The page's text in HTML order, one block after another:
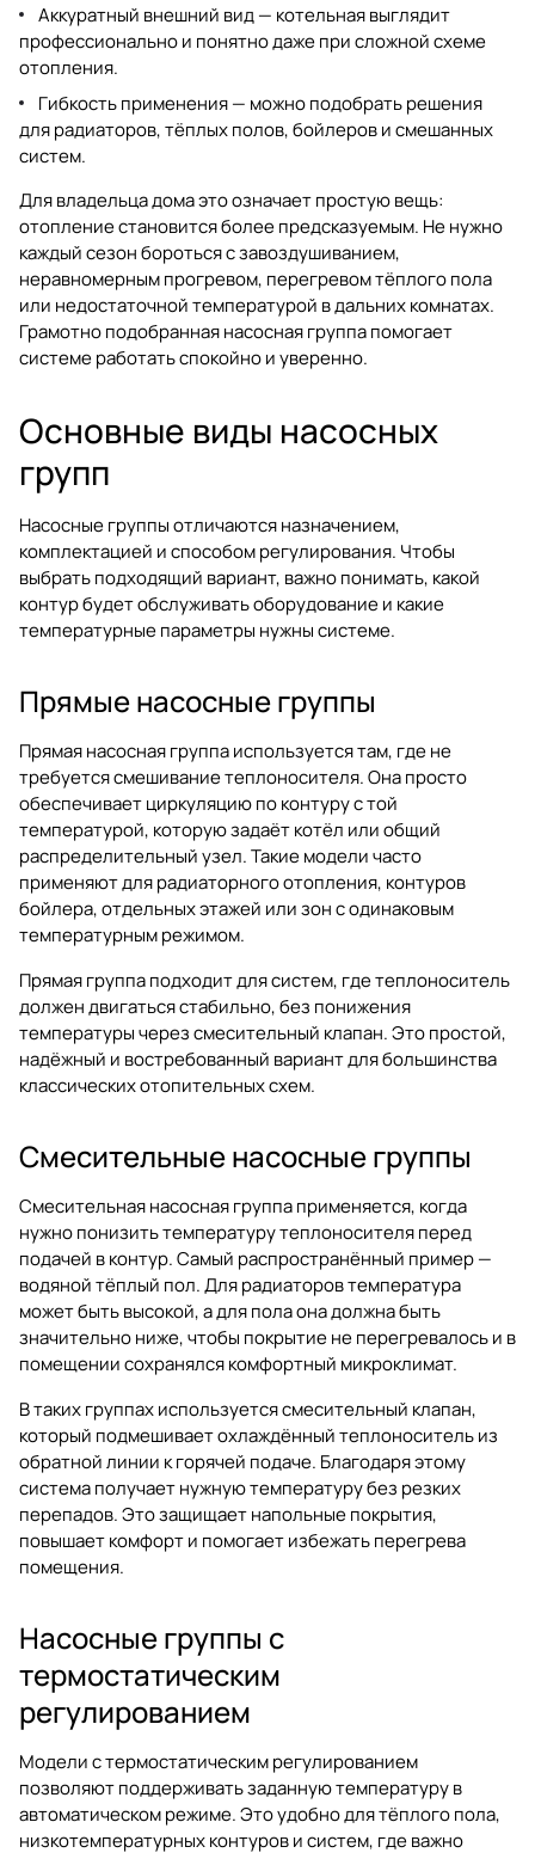
Аккуратный внешний вид — котельная выглядит
профессионально и понятно даже при сложной схеме
отопления.
Гибкость применения — можно подобрать решения
для радиаторов, тёплых полов, бойлеров и смешанных
систем.
Для владельца дома это означает простую вещь:
отопление становится более предсказуемым. Не нужно
каждый сезон бороться с завоздушиванием,
неравномерным прогревом, перегревом тёплого пола
или недостаточной температурой в дальних комнатах.
Грамотно подобранная насосная группа помогает
системе работать спокойно и уверенно.
Основные виды насосных
групп
Насосные группы отличаются назначением,
комплектацией и способом регулирования. Чтобы
выбрать подходящий вариант, важно понимать, какой
контур будет обслуживать оборудование и какие
температурные параметры нужны системе.
Прямые насосные группы
Прямая насосная группа используется там, где не
требуется смешивание теплоносителя. Она просто
обеспечивает циркуляцию по контуру с той
температурой, которую задаёт котёл или общий
распределительный узел. Такие модели часто
применяют для радиаторного отопления, контуров
бойлера, отдельных этажей или зон с одинаковым
температурным режимом.
Прямая группа подходит для систем, где теплоноситель
должен двигаться стабильно, без понижения
температуры через смесительный клапан. Это простой,
надёжный и востребованный вариант для большинства
классических отопительных схем.
Смесительные насосные группы
Смесительная насосная группа применяется, когда
нужно понизить температуру теплоносителя перед
подачей в контур. Самый распространённый пример —
водяной тёплый пол. Для радиаторов температура
может быть высокой, а для пола она должна быть
значительно ниже, чтобы покрытие не перегревалось и в
помещении сохранялся комфортный микроклимат.
В таких группах используется смесительный клапан,
который подмешивает охлаждённый теплоноситель из
обратной линии к горячей подаче. Благодаря этому
система получает нужную температуру без резких
перепадов. Это защищает напольные покрытия,
повышает комфорт и помогает избежать перегрева
помещения.
Насосные группы с
термостатическим
регулированием
Модели с термостатическим регулированием
позволяют поддерживать заданную температуру в
автоматическом режиме. Это удобно для тёплого пола,
низкотемпературных контуров и систем, где важно